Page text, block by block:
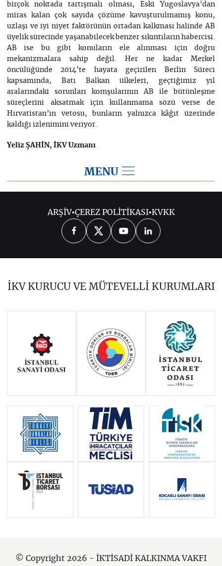
birçok noktada tartışmalı olması, Eski Yugoslavya’dan
miras kalan çok sayıda çözüme kavuşturulmamış konu,
uzlaşı ve iyi niyet faktörünün ortadan kalkması halinde AB
üyelik sürecinde yaşanabilecek benzer sıkıntıların habercisi.
AB ise bu gibi konuların ele alınması için doğru
mekanizmalara sahip değil. Her ne kadar Merkel
öncülüğünde 2014’te hayata geçirilen Berlin Süreci
kapsamında, Batı Balkan ülkeleri, geçtiğimiz yıl
aralarındaki sorunları komşularının AB ile bütünleşme
süreçlerini aksatmak için kullanmama sözü verse de
Hırvatistan’ın vetosu, bunların yalnızca kâğıt üzerinde
kaldığı izlenimini veriyor.
Yeliz ŞAHİN, İKV Uzmanı
MENU
2026 2025 2024
2023 2022 2021
ARŞİV•ÇEREZ POLİTİKASI•KVKK
İKV KURUCU VE MÜTEVELLİ KURUMLARI
© Copyright 2026 - İKTİSADİ KALKINMA VAKFI